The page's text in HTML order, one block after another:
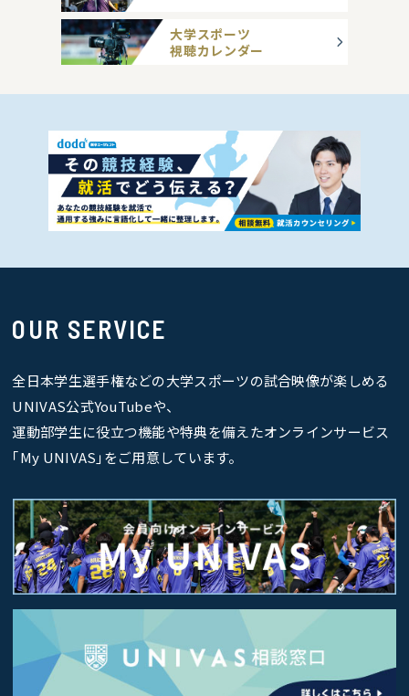
大学スポーツ
視聴カレンダー
OUR SERVICE
全日本学生選手権などの大学スポーツの試合映像が楽しめる
UNIVAS公式YouTubeや、
運動部学生に役立つ機能や特典を備えたオンラインサービス
｢My UNIVAS｣をご用意しています。